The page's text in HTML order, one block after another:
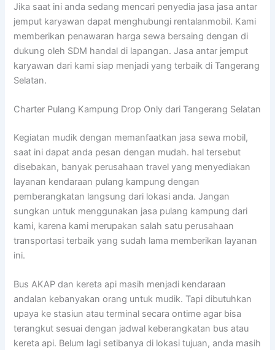
Jika saat ini anda sedang mencari penyedia jasa jasa antar
jemput karyawan dapat menghubungi rentalanmobil. Kami
memberikan penawaran harga sewa bersaing dengan di
dukung oleh SDM handal di lapangan. Jasa antar jemput
karyawan dari kami siap menjadi yang terbaik di Tangerang
Selatan.
Charter Pulang Kampung Drop Only dari Tangerang Selatan
Kegiatan mudik dengan memanfaatkan jasa sewa mobil,
saat ini dapat anda pesan dengan mudah. hal tersebut
disebakan, banyak perusahaan travel yang menyediakan
layanan kendaraan pulang kampung dengan
pemberangkatan langsung dari lokasi anda. Jangan
sungkan untuk menggunakan jasa pulang kampung dari
kami, karena kami merupakan salah satu perusahaan
transportasi terbaik yang sudah lama memberikan layanan
ini.
Bus AKAP dan kereta api masih menjadi kendaraan
andalan kebanyakan orang untuk mudik. Tapi dibutuhkan
upaya ke stasiun atau terminal secara ontime agar bisa
terangkut sesuai dengan jadwal keberangkatan bus atau
kereta api. Belum lagi setibanya di lokasi tujuan, anda masih